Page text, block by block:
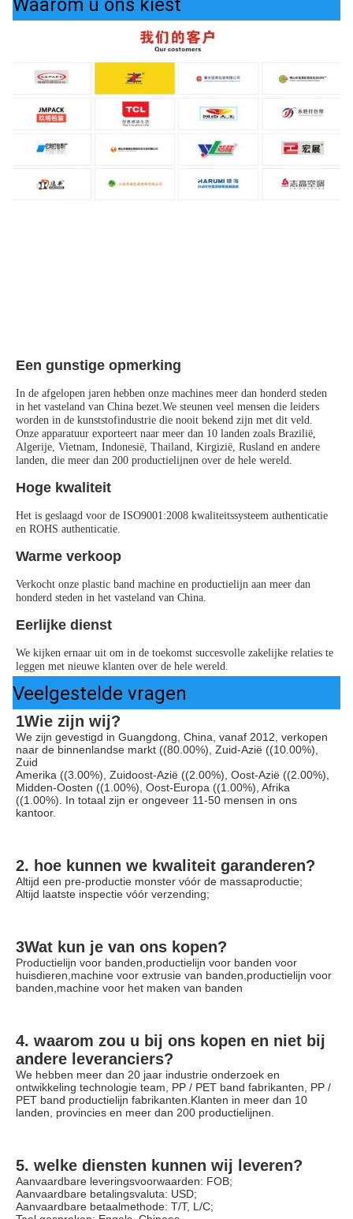
Waarom u ons kiest
Een gunstige opmerking
In de afgelopen jaren hebben onze machines meer dan honderd steden
in het vasteland van China bezet.We steunen veel mensen die leiders
worden in de kunststofindustrie die nooit bekend zijn met dit veld.
Onze apparatuur exporteert naar meer dan 10 landen zoals Brazilië,
Algerije, Vietnam, Indonesië, Thailand, Kirgizië, Rusland en andere
landen, die meer dan 200 productielijnen over de hele wereld.
Hoge kwaliteit
Het is geslaagd voor de ISO9001:2008 kwaliteitssysteem authenticatie
en ROHS authenticatie.
Warme verkoop
Verkocht onze plastic band machine en productielijn aan meer dan
honderd steden in het vasteland van China.
Eerlijke dienst
We kijken ernaar uit om in de toekomst succesvolle zakelijke relaties te
leggen met nieuwe klanten over de hele wereld.
Veelgestelde vragen
1Wie zijn wij?
We zijn gevestigd in Guangdong, China, vanaf 2012, verkopen
naar de binnenlandse markt ((80.00%), Zuid-Azië ((10.00%),
Zuid
Amerika ((3.00%), Zuidoost-Azië ((2.00%), Oost-Azië ((2.00%),
Midden-Oosten ((1.00%), Oost-Europa ((1.00%), Afrika
((1.00%). In totaal zijn er ongeveer 11-50 mensen in ons
kantoor.
2. hoe kunnen we kwaliteit garanderen?
Altijd een pre-productie monster vóór de massaproductie;
Altijd laatste inspectie vóór verzending;
3Wat kun je van ons kopen?
Productielijn voor banden,productielijn voor banden voor
huisdieren,machine voor extrusie van banden,productielijn voor
banden,machine voor het maken van banden
4. waarom zou u bij ons kopen en niet bij
andere leveranciers?
We hebben meer dan 20 jaar industrie onderzoek en
ontwikkeling technologie team, PP / PET band fabrikanten, PP /
PET band productielijn fabrikanten.Klanten in meer dan 10
landen, provincies en meer dan 200 productielijnen.
5. welke diensten kunnen wij leveren?
Aanvaardbare leveringsvoorwaarden: FOB;
Aanvaardbare betalingsvaluta: USD;
Aanvaardbare betaalmethode: T/T, L/C;